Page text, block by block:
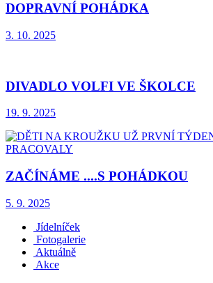
DOPRAVNÍ POHÁDKA
3. 10. 2025
DIVADLO VOLFI VE ŠKOLCE
19. 9. 2025
ZAČÍNÁME ....S POHÁDKOU
5. 9. 2025
Jídelníček
Fotogalerie
Aktuálně
Akce